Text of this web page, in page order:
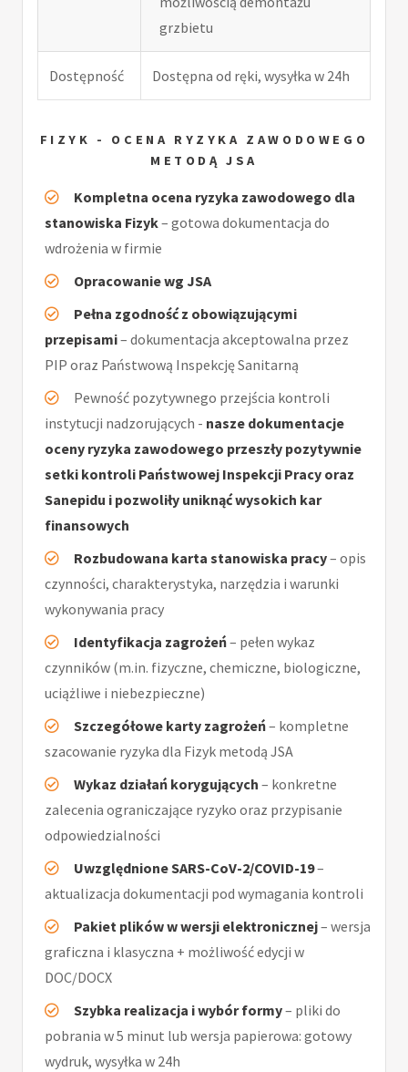
grzbietu
Dostępność Dostępna od ręki, wysyłka w 24h
FIZYK - OCENA RYZYKA ZAWODOWEGO
METODĄ JSA
Kompletna ocena ryzyka zawodowego dla
stanowiska Fizyk– gotowa dokumentacja do
wdrożenia w firmie
Opracowanie wg JSA
Pełna zgodność z obowiązującymi
przepisami– dokumentacja akceptowalna przez
PIP oraz Państwową Inspekcję Sanitarną
Pewność pozytywnego przejścia kontroli
instytucji nadzorujących - nasze dokumentacje
oceny ryzyka zawodowego przeszły pozytywnie
setki kontroli Państwowej Inspekcji Pracy oraz
Sanepidu i pozwoliły uniknąć wysokich kar
finansowych
Rozbudowana karta stanowiska pracy– opis
czynności, charakterystyka, narzędzia i warunki
wykonywania pracy
Identyfikacja zagrożeń– pełen wykaz
czynników (m.in. fizyczne, chemiczne, biologiczne,
uciążliwe i niebezpieczne)
Szczegółowe karty zagrożeń– kompletne
szacowanie ryzyka dla Fizyk metodą JSA
Wykaz działań korygujących – konkretne
zalecenia ograniczające ryzyko oraz przypisanie
odpowiedzialności
Uwzględnione SARS-CoV-2/COVID-19–
aktualizacja dokumentacji pod wymagania kontroli
Pakiet plików w wersji elektronicznej– wersja
graficzna i klasyczna + możliwość edycji w
DOC/DOCX
Szybka realizacja i wybór formy– pliki do
pobrania w 5 minut lub wersja papierowa: gotowy
wydruk, wysyłka w 24h